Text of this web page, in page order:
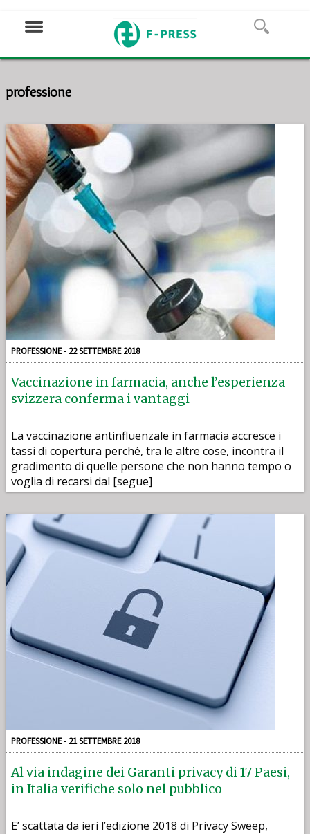
professione
PROFESSIONE - 22 SETTEMBRE 2018
Vaccinazione in farmacia, anche l’esperienza
svizzera conferma i vantaggi
La vaccinazione antinfluenzale in farmacia accresce i
tassi di copertura perché, tra le altre cose, incontra il
gradimento di quelle persone che non hanno tempo o
voglia di recarsi dal [segue]
PROFESSIONE - 21 SETTEMBRE 2018
Al via indagine dei Garanti privacy di 17 Paesi,
in Italia verifiche solo nel pubblico
E’ scattata da ieri l’edizione 2018 di Privacy Sweep,